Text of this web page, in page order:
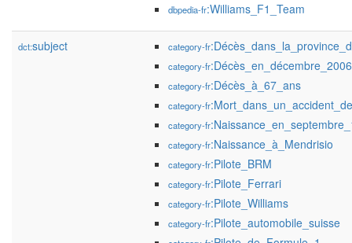
dbpedia-fr:Williams_F1_Team
dct:subject category-fr
category-fr:Décès_en_décembre_2006
category-fr:Décès_à_67_ans
category-fr
category-fr
category-fr:Naissance_à_Mendrisio
category-fr:Pilote_BRM
category-fr:Pilote_Ferrari
category-fr:Pilote_Williams
category-fr:Pilote_automobile_suisse